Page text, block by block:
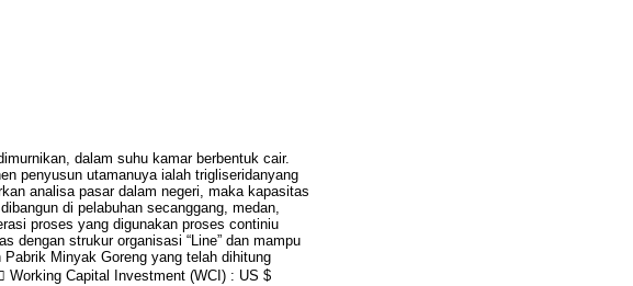
dalam suhu kamar berbentuk cair.
penyusun utamanuya ialah trigliseridanyang
analisa pasar dalam negeri, maka kapasitas
di pelabuhan secanggang, medan,
proses yang digunakan proses continiu
dengan strukur organisasi “Line” dan mampu
Minyak Goreng yang telah dihitung
Working Capital Investment (WCI) : US $